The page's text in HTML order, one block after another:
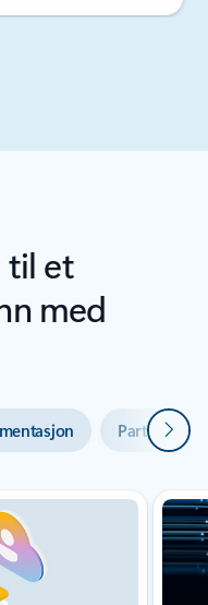
til et
med
PartnereNeste